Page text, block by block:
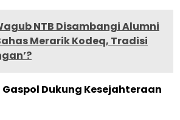
NTB Disambangi Alumni
Merarik Kodeq, Tradisi
Gaspol Dukung Kesejahteraan